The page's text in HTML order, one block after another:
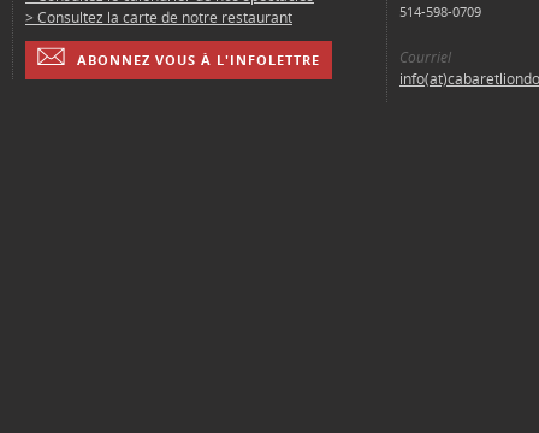
> Consultez la carte de notre restaurant
ABONNEZ VOUS À L'INFOLETTRE
514-598-0709
Courriel